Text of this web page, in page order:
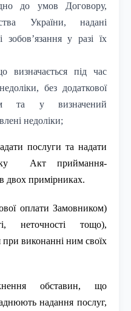
до умов Договору,
України, надані
зобов’язання у разі їх
визначається під час
без додаткової
та у визначений
недоліки;
послуги та надати
Акт приймання-
в двох примірниках.
оплати Замовником)
неточності тощо),
виконанні ним своїх
обставин, що
надання послуг,